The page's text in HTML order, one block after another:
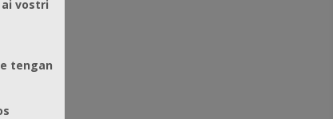
ai vostri
tengan